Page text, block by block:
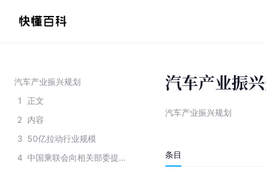
汽车产业振兴规划
1
正文
2 内容
3 50亿拉动行业规模
4
中国乘联会向相关部委提交的关于不同排量的购置税建议
汽车产业振
汽车产业振兴规划
条目